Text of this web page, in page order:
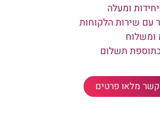
עם שירות הלקוחות
ומשלוח
תשלום
קשר מלאו פרטים